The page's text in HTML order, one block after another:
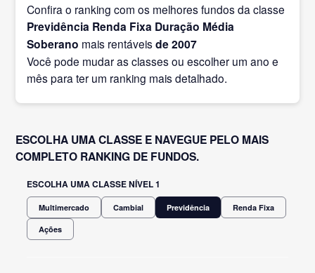
Confira o ranking com os melhores fundos da classe
Previdência Renda Fixa Duração Média
Soberano mais rentáveisde 2007
Você pode mudar as classes ou escolher um ano e
mês para ter um ranking mais detalhado.
ESCOLHA UMA CLASSE E NAVEGUE PELO MAIS
COMPLETO RANKING DE FUNDOS.
ESCOLHA UMA CLASSE NÍVEL 1
Multimercado Cambial Previdência Renda Fixa
Ações